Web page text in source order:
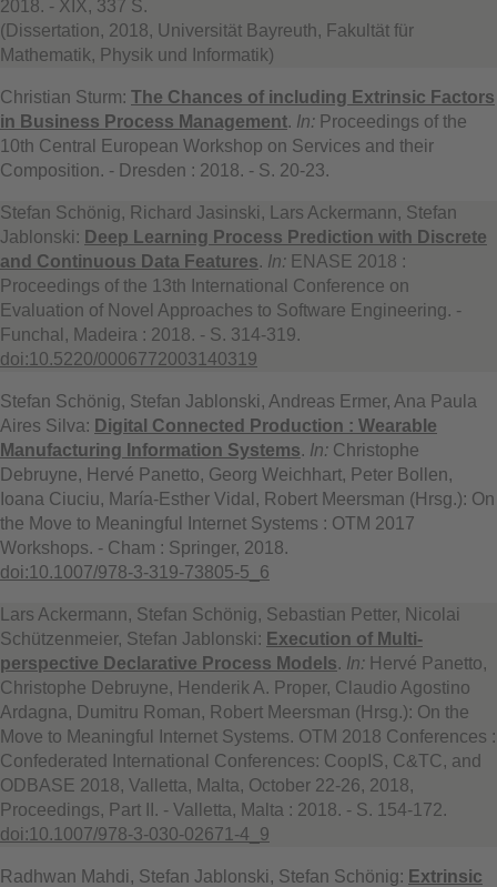
2018. - XIX, 337 S.
(Dissertation, 2018, Universität Bayreuth, Fakultät für
Mathematik, Physik und Informatik)
Christian Sturm: The Chances of including Extrinsic Factors
in Business Process Management. In: Proceedings of the
10th Central European Workshop on Services and their
Composition. - Dresden : 2018. - S. 20-23.
Stefan Schönig, Richard Jasinski, Lars Ackermann, Stefan
Jablonski: Deep Learning Process Prediction with Discrete
and Continuous Data Features. In: ENASE 2018 :
Proceedings of the 13th International Conference on
Evaluation of Novel Approaches to Software Engineering. -
Funchal, Madeira : 2018. - S. 314-319.
doi:10.5220/0006772003140319
Stefan Schönig, Stefan Jablonski, Andreas Ermer, Ana Paula
Aires Silva: Digital Connected Production : Wearable
Manufacturing Information Systems. In: Christophe
Debruyne, Hervé Panetto, Georg Weichhart, Peter Bollen,
Ioana Ciuciu, María-Esther Vidal, Robert Meersman (Hrsg.): On
the Move to Meaningful Internet Systems : OTM 2017
Workshops. - Cham : Springer, 2018.
doi:10.1007/978-3-319-73805-5_6
Lars Ackermann, Stefan Schönig, Sebastian Petter, Nicolai
Schützenmeier, Stefan Jablonski: Execution of Multi-
perspective Declarative Process Models. In: Hervé Panetto,
Christophe Debruyne, Henderik A. Proper, Claudio Agostino
Ardagna, Dumitru Roman, Robert Meersman (Hrsg.): On the
Move to Meaningful Internet Systems. OTM 2018 Conferences :
Confederated International Conferences: CoopIS, C&TC, and
ODBASE 2018, Valletta, Malta, October 22-26, 2018,
Proceedings, Part II. - Valletta, Malta : 2018. - S. 154-172.
doi:10.1007/978-3-030-02671-4_9
Radhwan Mahdi, Stefan Jablonski, Stefan Schönig: Extrinsic